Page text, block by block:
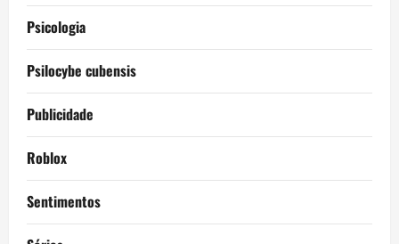
Psicologia
Psilocybe cubensis
Publicidade
Roblox
Sentimentos